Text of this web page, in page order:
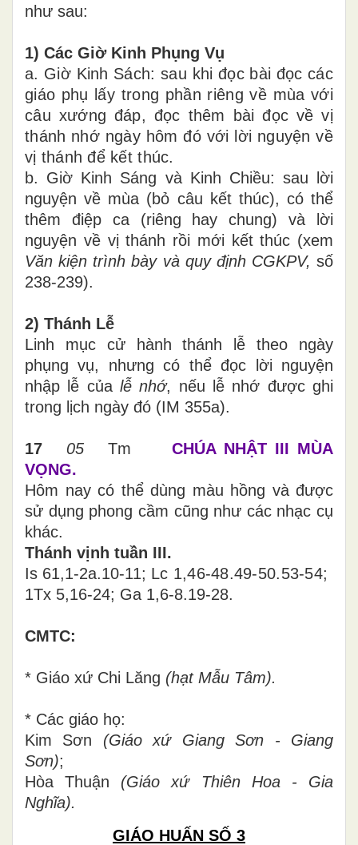
như sau:
1) Các Giờ Kinh Phụng Vụ
a. Giờ Kinh Sách: sau khi đọc bài đọc các
giáo phụ lấy trong phần riêng về mùa với
câu xướng đáp, đọc thêm bài đọc về vị
thánh nhớ ngày hôm đó với lời nguyện về
vị thánh để kết thúc.
b. Giờ Kinh Sáng và Kinh Chiều: sau lời
nguyện về mùa (bỏ câu kết thúc), có thể
thêm điệp ca (riêng hay chung) và lời
nguyện về vị thánh rồi mới kết thúc (xem
Văn kiện trình bày và quy định CGKPV, số
238-239).
2) Thánh Lễ
Linh mục cử hành thánh lễ theo ngày
phụng vụ, nhưng có thể đọc lời nguyện
nhập lễ của lễ nhớ, nếu lễ nhớ được ghi
trong lịch ngày đó (IM 355a).
17 05 Tm CHÚA NHẬT III MÙA
VỌNG.
Hôm nay có thể dùng màu hồng và được
sử dụng phong cầm cũng như các nhạc cụ
khác.
Thánh vịnh tuần III.
Is 61,1-2a.10-11; Lc 1,46-48.49-50.53-54;
1Tx 5,16-24; Ga 1,6-8.19-28.
CMTC:
* Giáo xứ Chi Lăng (hạt Mẫu Tâm).
* Các giáo họ:
Kim Sơn (Giáo xứ Giang Sơn - Giang
Sơn);
Hòa Thuận (Giáo xứ Thiên Hoa - Gia
Nghĩa).
GIÁO HUẤN SỐ 3